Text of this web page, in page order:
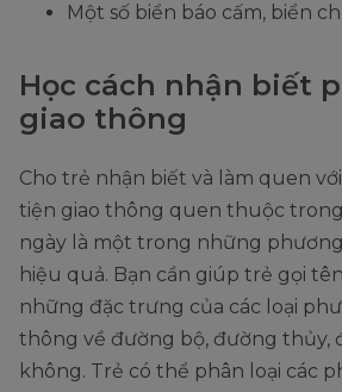
Một số biển báo cấm, biển
Học cách nhận biết
giao thông
Cho trẻ nhận biết và làm quen
tiện giao thông quen thuộc
ngày là một trong những
hiệu quả. Bạn cần giúp trẻ gọi
những đặc trưng của các loại
thông về đường bộ, đường thủy,
không. Trẻ có thể phân loại các